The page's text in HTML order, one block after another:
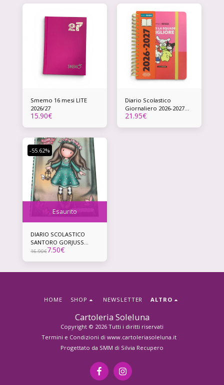
Smemo 16 mesi LITE
2026/27
15.90€
Diario Scolastico
Giornaliero 2026-2027
Hello Kitty & Friends –
21.95€
Esaurito
-55.62%
DIARIO SCOLASTICO
SANTORO GORJUSS
2025/2026 IN THE FOREST
16.90€7.50€
Cartoleria Soleluna
Copyright © 2026 Tutti i diritti riservati
Termini e Condizioni di www.cartoleriasoleluna.it
Progettato da SMM di Silvia Recupero
HOME SHOP NEWSLETTER ALTRO